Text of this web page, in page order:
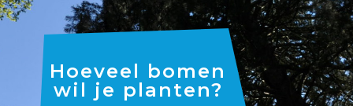
Hoeveel bomen
wil je planten?